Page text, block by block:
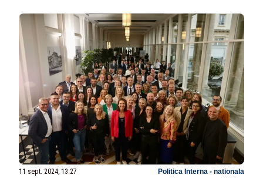
CONSOLARE”
11 sept. 2024, 13:27 Politica Interna - nationala